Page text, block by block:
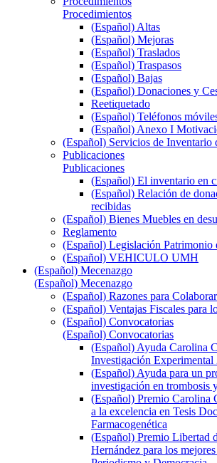
Procedimientos
(Español) Altas
(Español) Mejoras
(Español) Traslados
(Español) Traspasos
(Español) Bajas
(Español) Donaciones y
Reetiquetado
(Español) Teléfonos
(Español) Anexo I
(Español) Servicios de Inventario
Publicaciones
Publicaciones
(Español) El inventario en
(Español) Relación de
recibidas
(Español) Bienes Muebles en
Reglamento
(Español) Legislación Patrimonio
(Español) VEHICULO UMH
(Español) Mecenazgo
(Español) Mecenazgo
(Español) Razones para
(Español) Ventajas Fiscales para
(Español) Convocatorias
(Español) Convocatorias
(Español) Ayuda Carolina
Investigación Experimental
(Español) Ayuda para un
investigación en trombosis
(Español) Premio
a la excelencia en Tesis
Farmacogenética
(Español) Premio Libertad
Hernández para los